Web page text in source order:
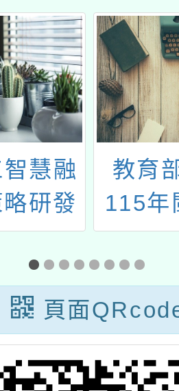
智慧融
研發
畫」
社群工
通知
教育
115年
通、
作及
畫」
「教
語動
頁面